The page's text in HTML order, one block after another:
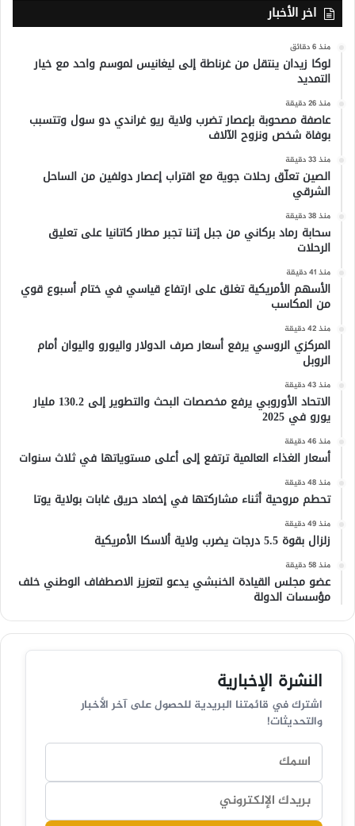
اخر الأخبار
منذ 6 دقائق
لوكا زيدان ينتقل من غرناطة إلى ليغانيس لموسم واحد مع خيار
التمديد
منذ 26 دقيقة
عاصفة مصحوبة بإعصار تضرب ولاية ريو غراندي دو سول وتتسبب
بوفاة شخص ونزوح الآلاف
منذ 33 دقيقة
الصين تعلّق رحلات جوية مع اقتراب إعصار دولفين من الساحل
الشرقي
منذ 38 دقيقة
سحابة رماد بركاني من جبل إتنا تجبر مطار كاتانيا على تعليق
الرحلات
منذ 41 دقيقة
الأسهم الأمريكية تغلق على ارتفاع قياسي في ختام أسبوع قوي
من المكاسب
منذ 42 دقيقة
المركزي الروسي يرفع أسعار صرف الدولار واليورو واليوان أمام
الروبل
منذ 43 دقيقة
الاتحاد الأوروبي يرفع مخصصات البحث والتطوير إلى 130.2 مليار
يورو في 2025
منذ 46 دقيقة
أسعار الغذاء العالمية ترتفع إلى أعلى مستوياتها في ثلاث سنوات
منذ 48 دقيقة
تحطم مروحية أثناء مشاركتها في إخماد حريق غابات بولاية يوتا
منذ 49 دقيقة
زلزال بقوة 5.5 درجات يضرب ولاية ألاسكا الأمريكية
منذ 58 دقيقة
عضو مجلس القيادة الخنبشي يدعو لتعزيز الاصطفاف الوطني خلف
مؤسسات الدولة
النشرة الإخبارية
اشترك في قائمتنا البريدية للحصول على آخر الأخبار
والتحديثات!